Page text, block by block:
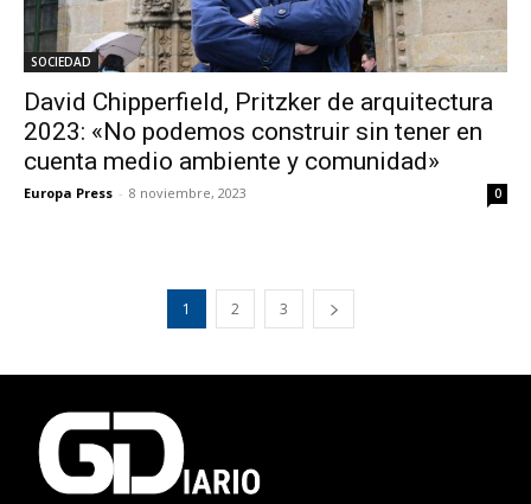
SOCIEDAD
David Chipperfield, Pritzker de arquitectura
2023: «No podemos construir sin tener en
cuenta medio ambiente y comunidad»
Europa Press - 8 noviembre, 2023 0
1 2 3